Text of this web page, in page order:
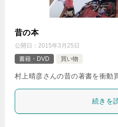
昔の本
公開日： 2015年3月25日
書籍・DVD
買い物
村上晴彦さんの昔の著書を衝動
続きを